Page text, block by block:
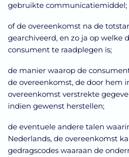
gebruikte communicatiemiddel;
of de overeenkomst na de
gearchiveerd, en zo ja op welke
consument te raadplegen is;
de manier waarop de
de overeenkomst, de door hem
overeenkomst verstrekte
indien gewenst herstellen;
de eventuele andere talen
Nederlands, de overeenkomst
gedragscodes waaraan de